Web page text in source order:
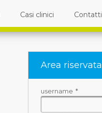
Casi clinici Contatti
Area riservata
username *